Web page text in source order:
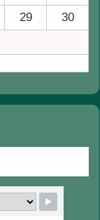
29
30